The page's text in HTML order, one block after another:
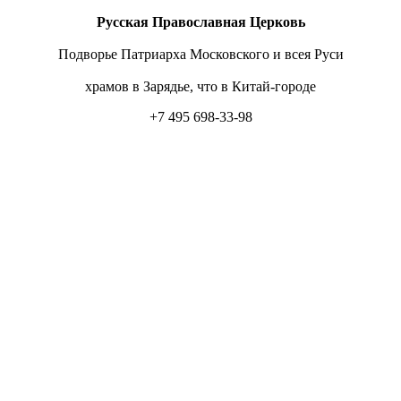
Русская Православная Церковь
Подворье Патриарха Московского и всея Руси
храмов в Зарядье, что в Китай-городе
+7 495 698-33-98